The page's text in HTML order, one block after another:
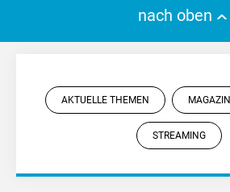
nach oben
AKTUELLE THEMEN MAGAZIN
STREAMING